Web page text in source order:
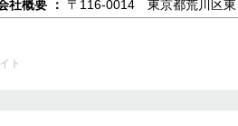
社概要 ： 〒116-0014 東京都荒川区東
ト